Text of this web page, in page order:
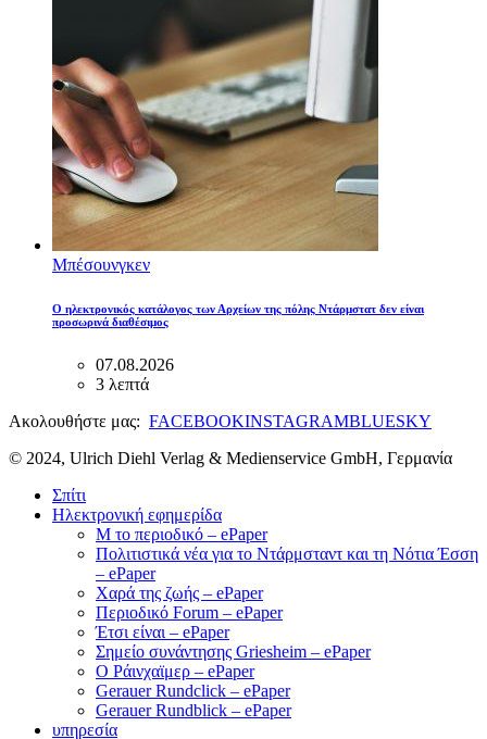
Μπέσουνγκεν
Ο ηλεκτρονικός κατάλογος των Αρχείων της πόλης Ντάρμστατ δεν είναι
προσωρινά διαθέσιμος
07.08.2026
3 λεπτά
Ακολουθήστε μας: FACEBOOKINSTAGRAMBLUESKY
© 2024, Ulrich Diehl Verlag & Medienservice GmbH, Γερμανία
Σπίτι
Ηλεκτρονική εφημερίδα
M το περιοδικό – ePaper
Πολιτιστικά νέα για το Ντάρμσταντ και τη Νότια Έσση
– ePaper
Χαρά της ζωής – ePaper
Περιοδικό Forum – ePaper
Έτσι είναι – ePaper
Σημείο συνάντησης Griesheim – ePaper
Ο Ράινχαϊμερ – ePaper
Gerauer Rundclick – ePaper
Gerauer Rundblick – ePaper
υπηρεσία